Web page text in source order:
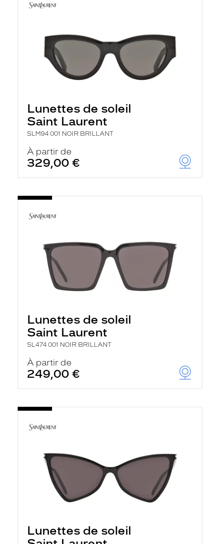
Lunettes de soleil
Saint Laurent
SLM94 001 NOIR BRILLANT
À partir de
329,00 €
Lunettes de soleil
Saint Laurent
SL474 001 NOIR BRILLANT
À partir de
249,00 €
Lunettes de soleil